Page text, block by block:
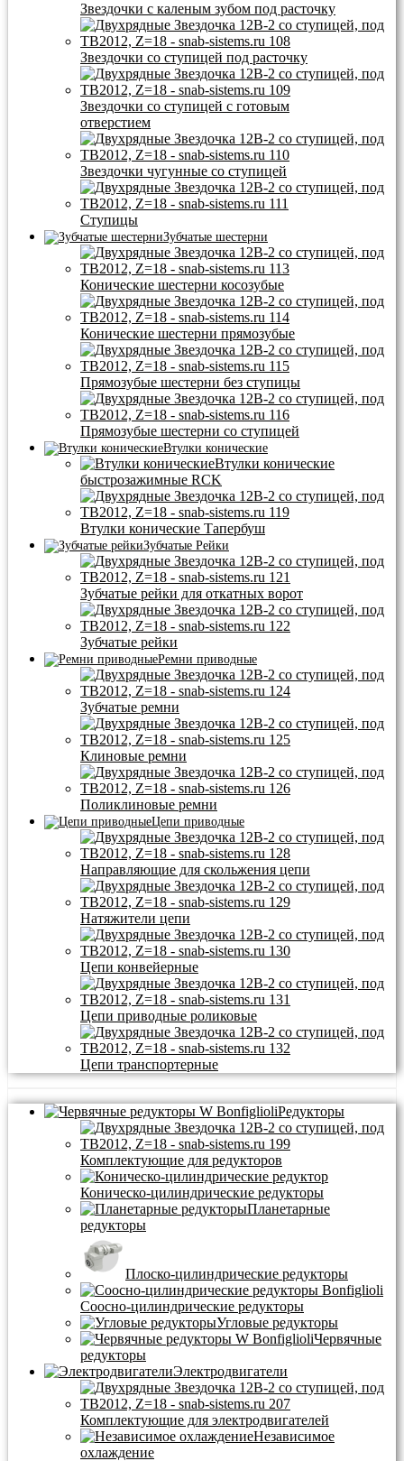
Звездочки с каленым зубом под расточку
Звездочки со ступицей под расточку
Звездочки со ступицей с готовым
отверстием
Звездочки чугунные со ступицей
Ступицы
Зубчатые шестерни
Конические шестерни косозубые
Конические шестерни прямозубые
Прямозубые шестерни без ступицы
Прямозубые шестерни со ступицей
Втулки конические
Втулки конические
быстрозажимные RCK
Втулки конические Тапербуш
Зубчатые Рейки
Зубчатые рейки для откатных ворот
Зубчатые рейки
Ремни приводные
Зубчатые ремни
Клиновые ремни
Поликлиновые ремни
Цепи приводные
Направляющие для скольжения цепи
Натяжители цепи
Цепи конвейерные
Цепи приводные роликовые
Цепи транспортерные
Редукторы
Комплектующие для редукторов
Коническо-цилиндрические редукторы
Планетарные
редукторы
Плоско-цилиндрические редукторы
Соосно-цилиндрические редукторы
Угловые редукторы
Червячные
редукторы
Электродвигатели
Комплектующие для электродвигателей
Независимое
охлаждение